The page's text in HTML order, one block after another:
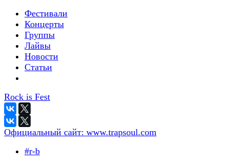
Фестивали
Концерты
Группы
Лайвы
Новости
Статьи
Rock is Fest
Официальный сайт: www.trapsoul.com
#r-b